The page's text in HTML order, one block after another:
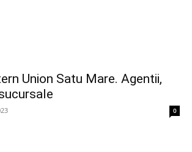
Union Satu Mare. Agentii,
0